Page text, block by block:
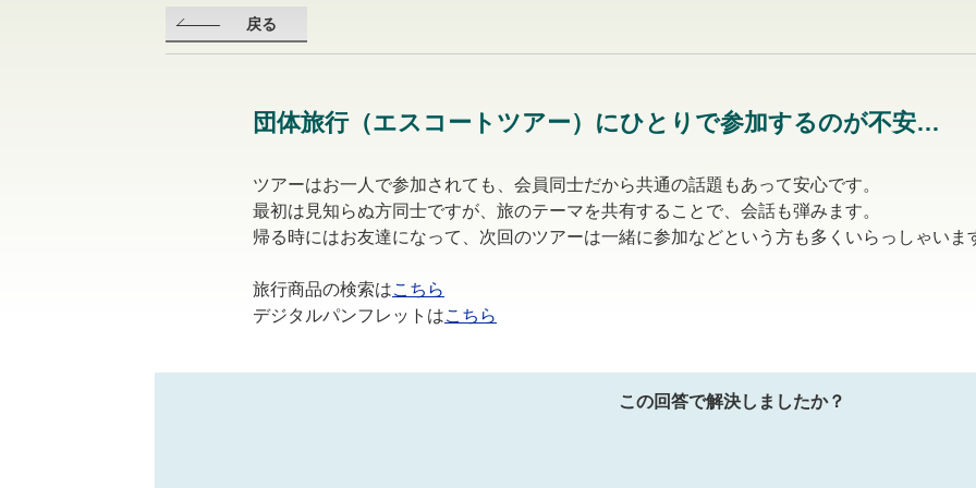
戻る
団体旅行（エスコートツアー）にひとりで参加するのが不安…
ツアーはお一人で参加されても、会員同士だから共通の話題もあって安心です。
最初は見知らぬ方同士ですが、旅のテーマを共有することで、会話も弾みます。
帰る時にはお友達になって、次回のツアーは一緒に参加などという方も多くいらっしゃいま
旅行商品の検索はこちら
デジタルパンフレットはこちら
この回答で解決しましたか？